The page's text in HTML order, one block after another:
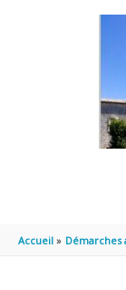
Accueil Démarches